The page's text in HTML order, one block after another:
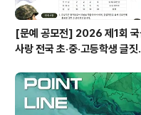
[문예 공모전] 2026 제1회
사랑 전국 초·중·고등학생 글짓